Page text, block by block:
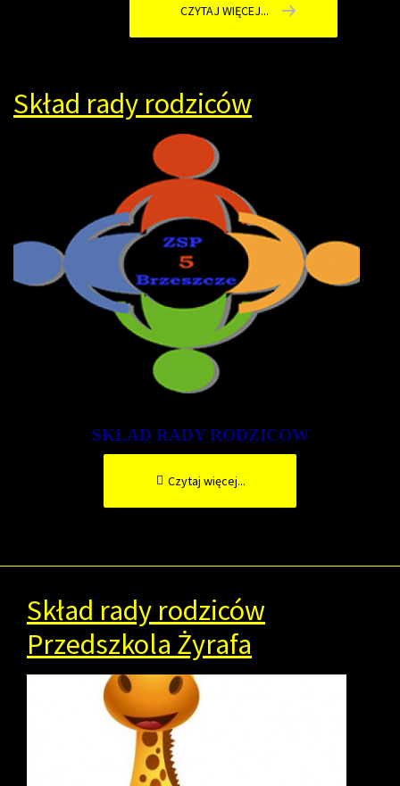
CZYTAJ WIĘCEJ...
Skład rady rodziców
SKŁAD RADY RODZICOW
Czytaj więcej...
Skład rady rodziców
Przedszkola Żyrafa